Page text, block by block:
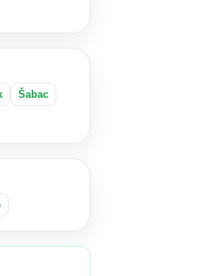
Šabac